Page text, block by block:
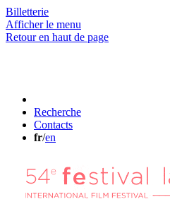
Billetterie
Afficher le menu
Retour en haut de page
Recherche
Contacts
fr/en